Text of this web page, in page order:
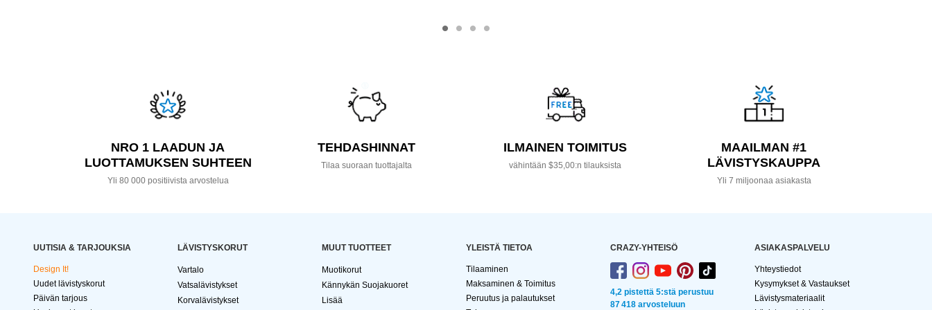
NRO 1 LAADUN JA
LUOTTAMUKSEN SUHTEEN
Yli 80 000 positiivista arvostelua
TEHDASHINNAT
Tilaa suoraan tuottajalta
ILMAINEN TOIMITUS
vähintään $35,00:n tilauksista
MAAILMAN #1
LÄVISTYSKAUPPA
Yli 7 miljoonaa asiakasta
UUTISIA & TARJOUKSIA
Design It!
Uudet lävistyskorut
Päivän tarjous
LÄVISTYSKORUT
Vartalo
Vatsalävistykset
Korvalävistykset
MUUT TUOTTEET
Muotikorut
Kännykän Suojakuoret
Lisää
YLEISTÄ TIETOA
Tilaaminen
Maksaminen & Toimitus
Peruutus ja palautukset
CRAZY-YHTEISÖ
4,2 pistettä 5:stä perustuu
87 418 arvosteluun
ASIAKASPALVELU
Yhteystiedot
Kysymykset & Vastaukset
Lävistysmateriaalit